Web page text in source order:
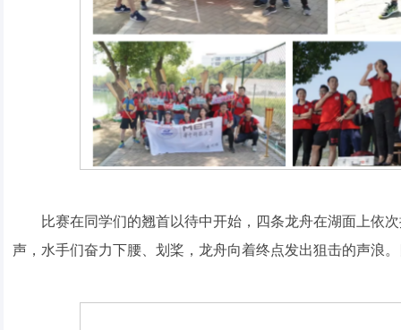
比赛在同学们的翘首以待中开始，四条龙舟在湖面上依
声，水手们奋力下腰、划桨，龙舟向着终点发出狙击的声浪